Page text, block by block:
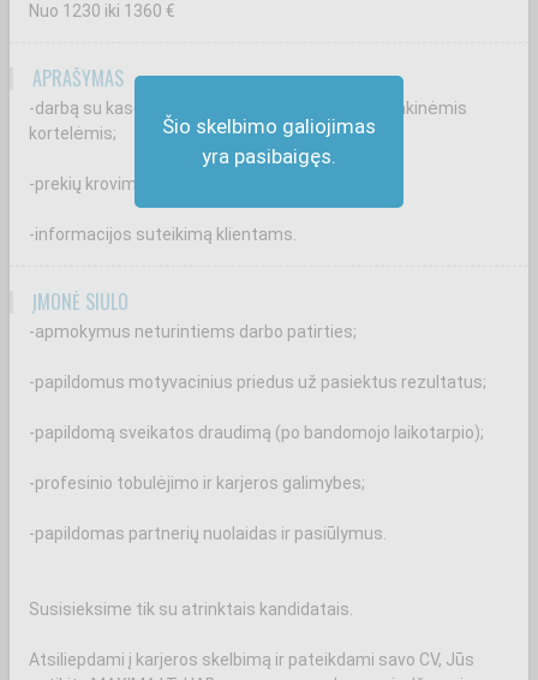
Šio skelbimo galiojimas
yra pasibaigęs.
Nuo 1230 iki 1360 €
APRAŠYMAS
-darbą su kasos aparatu, grynaisiais pinigais, bankinėmis
kortelėmis;
-prekių krovimą ir priežiūrą prekybos salėje;
-informacijos suteikimą klientams.
ĮMONĖ SIŪLO
-apmokymus neturintiems darbo patirties;
-papildomus motyvacinius priedus už pasiektus rezultatus;
-papildomą sveikatos draudimą (po bandomojo laikotarpio);
-profesinio tobulėjimo ir karjeros galimybes;
-papildomas partnerių nuolaidas ir pasiūlymus.
Susisieksime tik su atrinktais kandidatais.
Atsiliepdami į karjeros skelbimą ir pateikdami savo CV, Jūs